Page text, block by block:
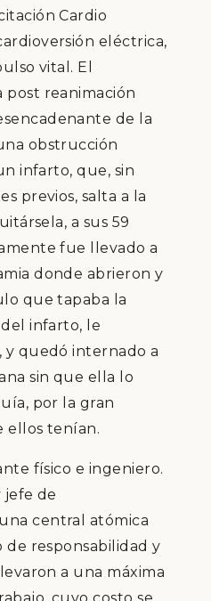
Cardio
eléctrica,
vital. El
reanimación
de la
obstrucción
infarto, que, sin
previos, salta a la
a sus 59
fue llevado a
donde abrieron y
que tapaba la
infarto, le
quedó internado a
sin que ella lo
por la gran
ellos tenían.
físico e ingeniero.
jefe de
central atómica
de responsabilidad y
a una máxima